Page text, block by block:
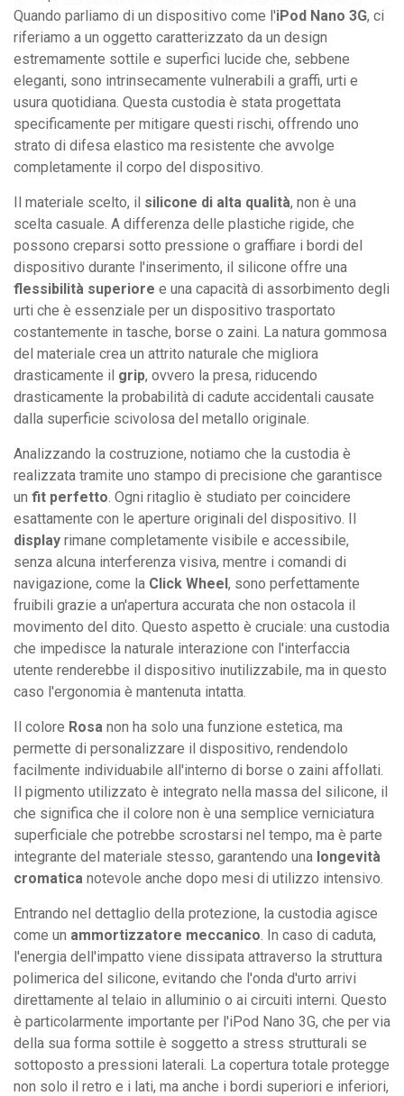
Quando parliamo di un dispositivo come l'iPod Nano 3G, ci
riferiamo a un oggetto caratterizzato da un design
estremamente sottile e superfici lucide che, sebbene
eleganti, sono intrinsecamente vulnerabili a graffi, urti e
usura quotidiana. Questa custodia è stata progettata
specificamente per mitigare questi rischi, offrendo uno
strato di difesa elastico ma resistente che avvolge
completamente il corpo del dispositivo.
Il materiale scelto, il silicone di alta qualità, non è una
scelta casuale. A differenza delle plastiche rigide, che
possono creparsi sotto pressione o graffiare i bordi del
dispositivo durante l'inserimento, il silicone offre una
flessibilità superiore e una capacità di assorbimento degli
urti che è essenziale per un dispositivo trasportato
costantemente in tasche, borse o zaini. La natura gommosa
del materiale crea un attrito naturale che migliora
drasticamente il grip, ovvero la presa, riducendo
drasticamente la probabilità di cadute accidentali causate
dalla superficie scivolosa del metallo originale.
Analizzando la costruzione, notiamo che la custodia è
realizzata tramite uno stampo di precisione che garantisce
un fit perfetto. Ogni ritaglio è studiato per coincidere
esattamente con le aperture originali del dispositivo. Il
display rimane completamente visibile e accessibile,
senza alcuna interferenza visiva, mentre i comandi di
navigazione, come la Click Wheel, sono perfettamente
fruibili grazie a un'apertura accurata che non ostacola il
movimento del dito. Questo aspetto è cruciale: una custodia
che impedisce la naturale interazione con l'interfaccia
utente renderebbe il dispositivo inutilizzabile, ma in questo
caso l'ergonomia è mantenuta intatta.
Il colore Rosa non ha solo una funzione estetica, ma
permette di personalizzare il dispositivo, rendendolo
facilmente individuabile all'interno di borse o zaini affollati.
Il pigmento utilizzato è integrato nella massa del silicone, il
che significa che il colore non è una semplice verniciatura
superficiale che potrebbe scrostarsi nel tempo, ma è parte
integrante del materiale stesso, garantendo una longevità
cromatica notevole anche dopo mesi di utilizzo intensivo.
Entrando nel dettaglio della protezione, la custodia agisce
come un ammortizzatore meccanico. In caso di caduta,
l'energia dell'impatto viene dissipata attraverso la struttura
polimerica del silicone, evitando che l'onda d'urto arrivi
direttamente al telaio in alluminio o ai circuiti interni. Questo
è particolarmente importante per l'iPod Nano 3G, che per via
della sua forma sottile è soggetto a stress strutturali se
sottoposto a pressioni laterali. La copertura totale protegge
non solo il retro e i lati, ma anche i bordi superiori e inferiori,